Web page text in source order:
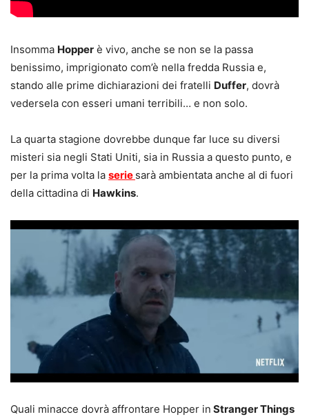
Insomma Hopper è vivo, anche se non se la passa
benissimo, imprigionato com’è nella fredda Russia e,
stando alle prime dichiarazioni dei fratelli Duffer, dovrà
vedersela con esseri umani terribili… e non solo.
La quarta stagione dovrebbe dunque far luce su diversi
misteri sia negli Stati Uniti, sia in Russia a questo punto, e
per la prima volta la serie sarà ambientata anche al di fuori
della cittadina di Hawkins.
Quali minacce dovrà affrontare Hopper in Stranger Things